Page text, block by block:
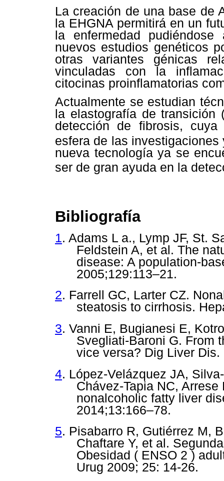
La creación de una base de
la EHGNA permitirá en un
la enfermedad
nuevos estudios genéticos
otras variantes génicas
vinculadas con la
citocinas proinflamatorias
Actualmente se estudian
la elastografía de
detección de fibrosis,
esfera de las
nueva tecnología ya se
ser de gran ayuda en la
Bibliografía
1. Adams L a., Lymp JF, St.
Feldstein A, et al. The
disease: A population-
2005;129:113–21.
2. Farrell GC, Larter CZ.
steatosis to cirrhosis.
3. Vanni E, Bugianesi E,
Svegliati-Baroni G. From
vice versa? Dig Liver
4. López-Velázquez JA,
Chávez-Tapia NC,
nonalcoholic fatty liver
2014;13:166–78.
5. Pisabarro R, Gutiérrez M,
Chaftare Y, et al.
Obesidad ( ENSO 2 )
Urug 2009; 25: 14-26.